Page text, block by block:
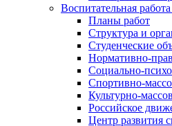
Воспитательная
Планы работ
Структура и
Студенческие
Нормативно-
Социально-
Спортивно-
Культурно-
Российское
Центр развития